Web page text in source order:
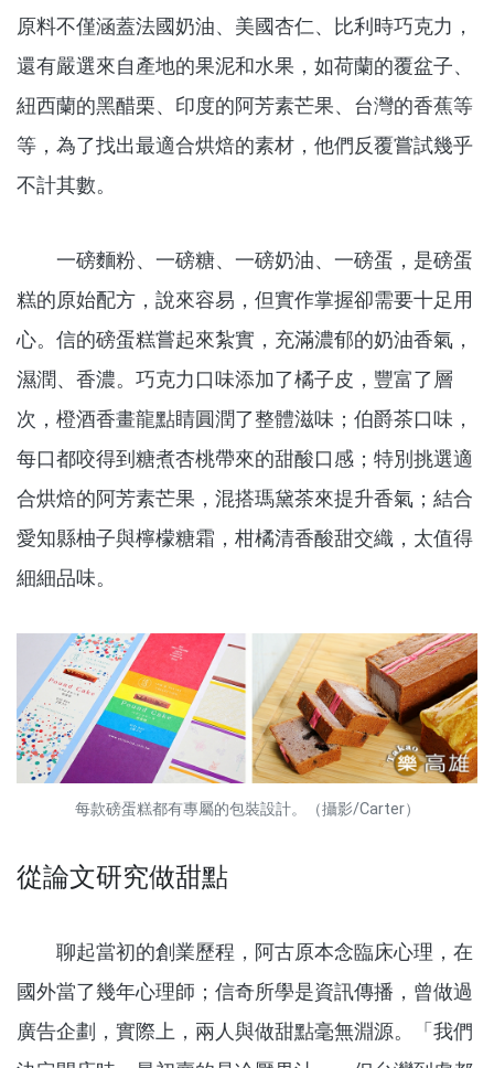
原料不僅涵蓋法國奶油、美國杏仁、比利時巧克力，
還有嚴選來自產地的果泥和水果，如荷蘭的覆盆子、
紐西蘭的黑醋栗、印度的阿芳素芒果、台灣的香蕉等
等，為了找出最適合烘焙的素材，他們反覆嘗試幾乎
不計其數。
一磅麵粉、一磅糖、一磅奶油、一磅蛋，是磅蛋
糕的原始配方，說來容易，但實作掌握卻需要十足用
心。信的磅蛋糕嘗起來紮實，充滿濃郁的奶油香氣，
濕潤、香濃。巧克力口味添加了橘子皮，豐富了層
次，橙酒香畫龍點睛圓潤了整體滋味；伯爵茶口味，
每口都咬得到糖煮杏桃帶來的甜酸口感；特別挑選適
合烘焙的阿芳素芒果，混搭瑪黛茶來提升香氣；結合
愛知縣柚子與檸檬糖霜，柑橘清香酸甜交織，太值得
細細品味。
每款磅蛋糕都有專屬的包裝設計。（攝影/Carter）
從論文研究做甜點
聊起當初的創業歷程，阿古原本念臨床心理，在
國外當了幾年心理師；信奇所學是資訊傳播，曾做過
廣告企劃，實際上，兩人與做甜點毫無淵源。「我們